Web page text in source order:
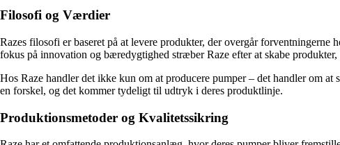
Filosofi og Værdier
Razes filosofi er baseret på at levere produkter, der overgår
fokus på innovation og bæredygtighed stræber Raze efter at skabe
Hos Raze handler det ikke kun om at producere pumper – det handler om
en forskel, og det kommer tydeligt til udtryk i deres produktlinje.
Produktionsmetoder og Kvalitetssikring